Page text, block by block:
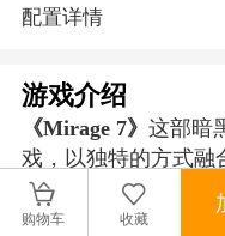
配置详情
游戏介绍
《Mirage 7》 这部暗
戏，以独特的方式融
在干旱的沙漠深处，
引发的爆炸震撼了一
购物车 收藏